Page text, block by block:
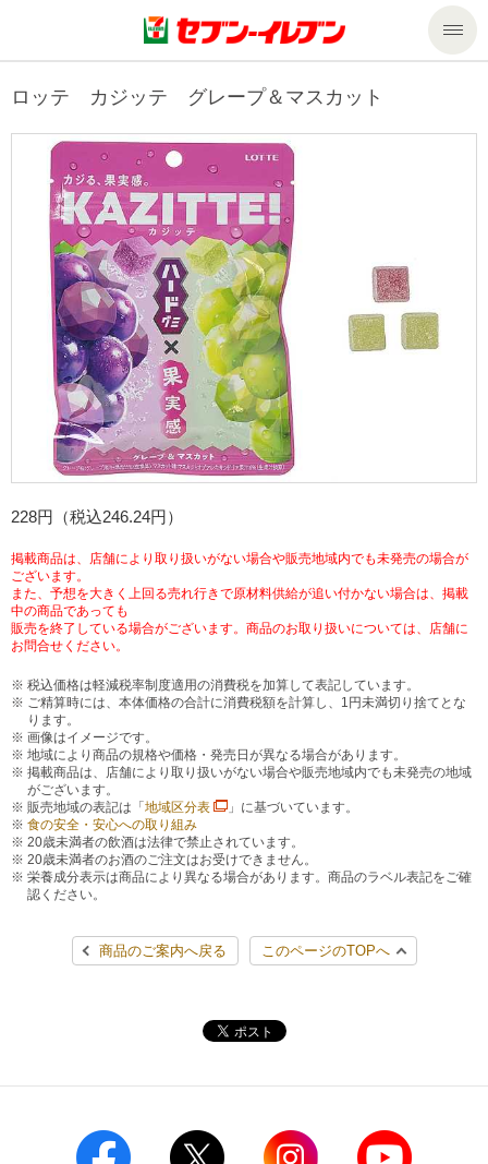
商品のご案内
商品のご案内トップ
今週の新商品
来週の新商品
商品カテゴリ一覧
セブンプレミアム
食の安全・安心への取組み
ギフト
プリペイドカード・金券
ニンテンドー・ダウンロードカード
セール・キャンペーン
サービス
サービストップ
nanacoトップ
マルチコピー機でできること
マルチコピー機でできることトップ
コピー
プリント
スキャン
ファクス
チケット
プリペイドサービス
スポーツ振興くじ
行政サービス
便利なサービス
宅配便
切手・はがき・印紙
セブン銀行ATM
ご利用可能なお支払い方法
各種料金のお支払い
スマホプリペイド
レジでApple Accountにチャージ
オンラインフォトサービス
自転車シェアリング（店舗限定）
チケットサービス
セブンチケット
チケットぴあ
イープラス
CNプレイガイド
JTB
セブン‐イレブンでお受取り
タワーレコード
セブンネットショッピング
停電時のサービス停止のお知らせ
企業情報
企業情報トップ
ニュースリリース
ごあいさつ
企業理念
会社概要
貸借対照表・損益計算書
沿革
国内店舗数
売上高、店舗数推移
セブン‐イレブンの海外事業
データで見るセブン‐イレブン
セブン-イレブンの歴史
私たちの取組み
サステナビリティ
サステナビリティトップ
セブン＆アイ・ホールディングスの重点課題
サステナビリティ活動基本方針
サステナビリティ推進体制
GREEN CHALLENGE 2050
4VISIONS
サステナビリティニュース
サステナビリティレポート
報告書ライブラリー
加盟店オーナー募集 物件募集・購入
アルバイト情報
お問い合わせ
Language
English (Corporate)
English (Services)
中文[繁體字](服務)
简体中文(服务)
ภาษาไทย(บริการ)
ロッテ カジッテ グレープ＆マスカット
228円（税込246.24円）
掲載商品は、店舗により取り扱いがない場合や販売地域内でも未発売の場合が
ございます。
また、予想を大きく上回る売れ行きで原材料供給が追い付かない場合は、掲載
中の商品であっても
販売を終了している場合がございます。商品のお取り扱いについては、店舗に
お問合せください。
税込価格は軽減税率制度適用の消費税を加算して表記しています。
ご精算時には、本体価格の合計に消費税額を計算し、1円未満切り捨てとな
ります。
画像はイメージです。
地域により商品の規格や価格・発売日が異なる場合があります。
掲載商品は、店舗により取り扱いがない場合や販売地域内でも未発売の地域
がございます。
販売地域の表記は「 地域区分表
」に基づいています。
食の安全・安心への取り組み
20歳未満者の飲酒は法律で禁止されています。
20歳未満者のお酒のご注文はお受けできません。
栄養成分表示は商品により異なる場合があります。商品のラベル表記をご確
認ください。
商品のご案内へ戻る このページのTOPへ